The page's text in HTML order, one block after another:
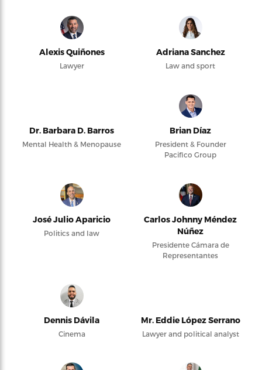
Alexis Quiñones
Lawyer
Adriana Sanchez
Law and sport
Dr. Barbara D. Barros
Mental Health & Menopause
Brian Díaz
President & Founder
Pacifico Group
José Julio Aparicio
Politics and law
Carlos Johnny Méndez
Núñez
Presidente Cámara de
Representantes
Dennis Dávila
Cinema
Mr. Eddie López Serrano
Lawyer and political analyst